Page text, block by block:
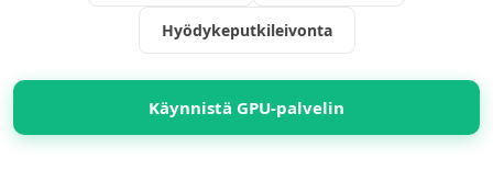
Hyödykeputkileivonta
Käynnistä GPU-palvelin